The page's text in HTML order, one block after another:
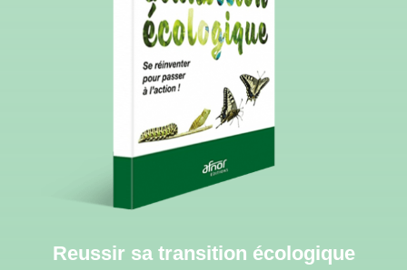
Reussir sa transition écologique